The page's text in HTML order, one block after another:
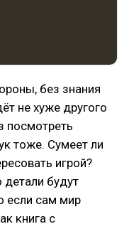
без знания
не хуже другого
посмотреть
тоже. Сумеет ли
игрой?
детали будут
если сам мир
книга с